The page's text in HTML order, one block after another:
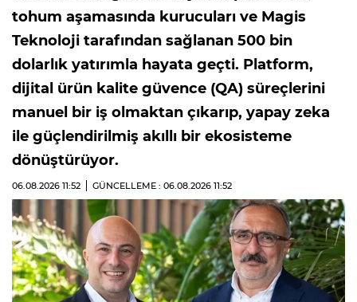
tohum aşamasında kurucuları ve Magis
Teknoloji tarafından sağlanan 500 bin
dolarlık yatırımla hayata geçti. Platform,
dijital ürün kalite güvence (QA) süreçlerini
manuel bir iş olmaktan çıkarıp, yapay zeka
ile güçlendirilmiş akıllı bir ekosisteme
dönüştürüyor.
06.08.2026 11:52 GÜNCELLEME : 06.08.2026 11:52